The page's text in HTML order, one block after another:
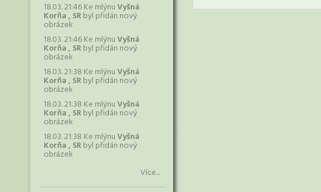
18.03. 21:46 Ke mlýnuVyšná
Korňa , SRbyl přidán nový
obrázek
18.03. 21:46 Ke mlýnuVyšná
Korňa , SRbyl přidán nový
obrázek
18.03. 21:38 Ke mlýnuVyšná
Korňa , SRbyl přidán nový
obrázek
18.03. 21:38 Ke mlýnuVyšná
Korňa , SRbyl přidán nový
obrázek
18.03. 21:38 Ke mlýnuVyšná
Korňa , SRbyl přidán nový
obrázek
Více...